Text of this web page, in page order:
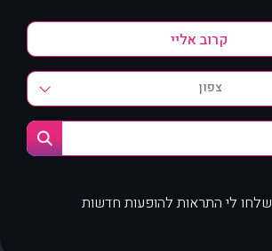
צפון
שלחו לי התראות להופעות חדשות